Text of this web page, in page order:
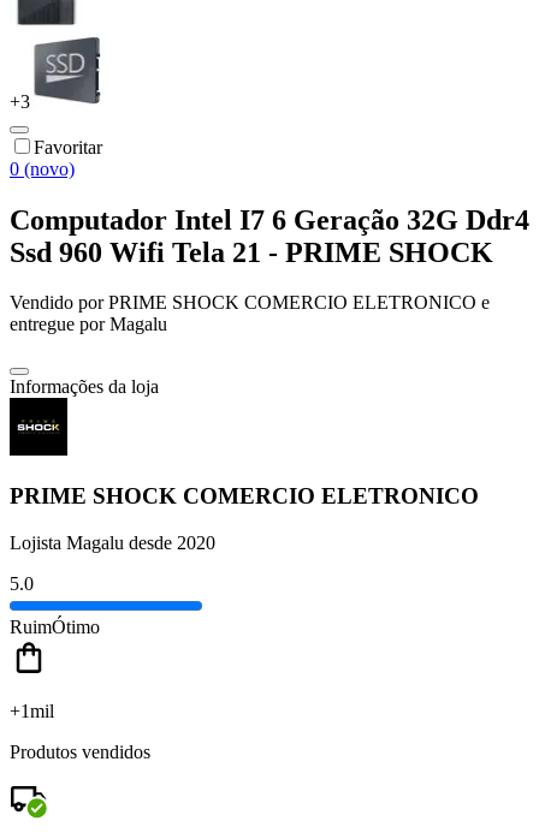
+3
Favoritar
0 (novo)
Computador Intel I7 6 Geração 32G Ddr4
Ssd 960 Wifi Tela 21 - PRIME SHOCK
Vendido porPRIME SHOCK COMERCIO ELETRONICO e
entregue por Magalu
Informações da loja
PRIME SHOCK COMERCIO ELETRONICO
Lojista Magalu desde 2020
5.0
RuimÓtimo
+1mil
Produtos vendidos